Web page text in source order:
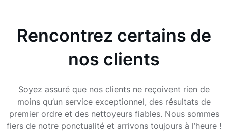
Rencontrez certains de
nos clients
Soyez assuré que nos clients ne reçoivent rien de
moins qu’un service exceptionnel, des résultats de
premier ordre et des nettoyeurs fiables. Nous sommes
fiers de notre ponctualité et arrivons toujours à l’heure !